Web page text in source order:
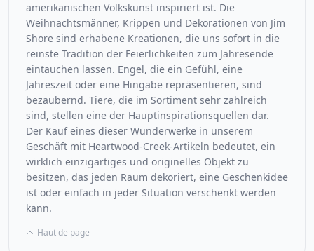
amerikanischen Volkskunst inspiriert ist. Die
Weihnachtsmänner, Krippen und Dekorationen von Jim
Shore sind erhabene Kreationen, die uns sofort in die
reinste Tradition der Feierlichkeiten zum Jahresende
eintauchen lassen. Engel, die ein Gefühl, eine
Jahreszeit oder eine Hingabe repräsentieren, sind
bezaubernd. Tiere, die im Sortiment sehr zahlreich
sind, stellen eine der Hauptinspirationsquellen dar.
Der Kauf eines dieser Wunderwerke in unserem
Geschäft mit Heartwood-Creek-Artikeln bedeutet, ein
wirklich einzigartiges und originelles Objekt zu
besitzen, das jeden Raum dekoriert, eine Geschenkidee
ist oder einfach in jeder Situation verschenkt werden
kann.
Haut de page